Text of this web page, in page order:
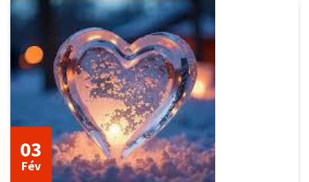
3
février
2026
03
Fév